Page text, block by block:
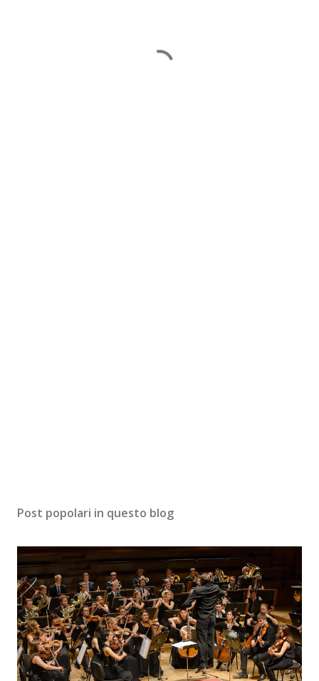
Post popolari in questo blog